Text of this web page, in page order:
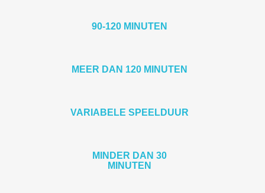
90-120 MINUTEN
MEER DAN 120 MINUTEN
VARIABELE SPEELDUUR
MINDER DAN 30
MINUTEN